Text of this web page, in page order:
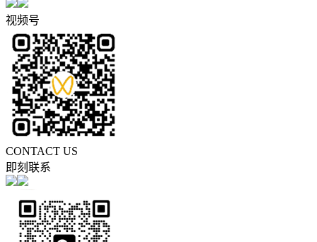
视频号
CONTACT US
即刻联系